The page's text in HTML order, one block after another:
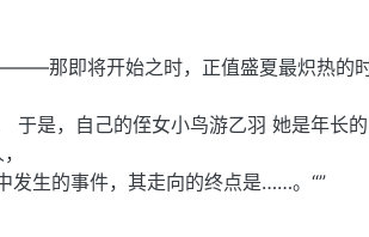
那即将开始之时，正值盛夏最炽热的
于是，自己的侄女小鸟游乙羽 她是年长的
发生的事件，其走向的终点是……。“”